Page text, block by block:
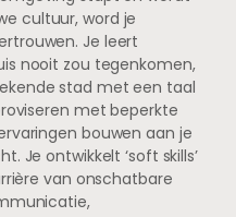
cultuur, word je
Je leert
nooit zou tegenkomen,
stad met een taal
met beperkte
bouwen aan je
Je ontwikkelt ‘soft skills’
van onschatbare